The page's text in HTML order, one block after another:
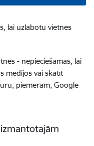
lai uzlabotu vietnes
- nepieciešamas, lai
medijos vai skatīt
piemēram, Google